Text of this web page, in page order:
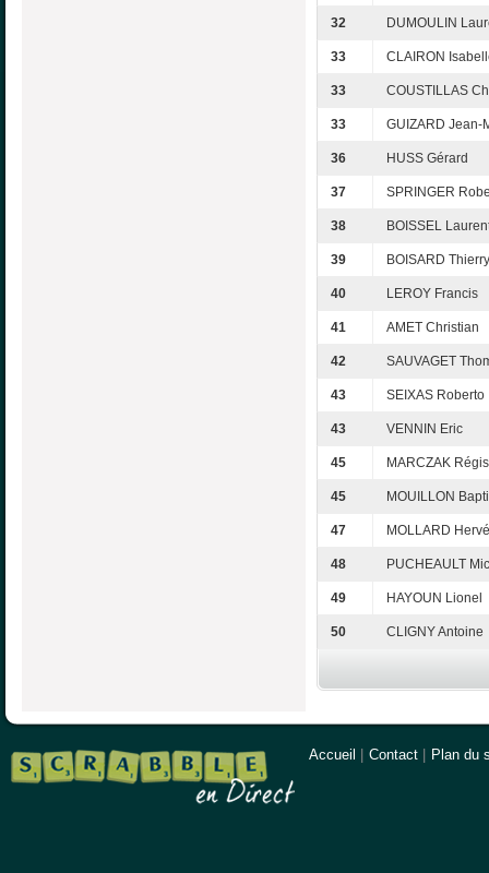
32 DUMOULIN
33 CLAIRON
33 COUSTILLAS
33 GUIZARD Jean-
36 HUSS Gérard
37 SPRINGER
38 BOISSEL
39 BOISARD Thierry
40 LEROY Francis
41 AMET Christian
42 SAUVAGET
43 SEIXAS Roberto
43 VENNIN Eric
45 MARCZAK Régis
45 MOUILLON
47 MOLLARD Hervé
48 PUCHEAULT
49 HAYOUN Lionel
50 CLIGNY Antoine
Accueil Contact Plan du